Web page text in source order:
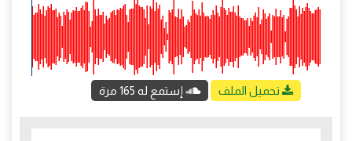
تحميل الملف إستمع له 165 مرة